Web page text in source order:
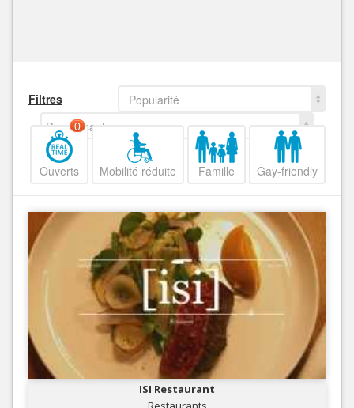
Filtres
Popularité
Decroissant
Ouverts
0
Mobilité réduite Famille Gay-friendly
ISI Restaurant